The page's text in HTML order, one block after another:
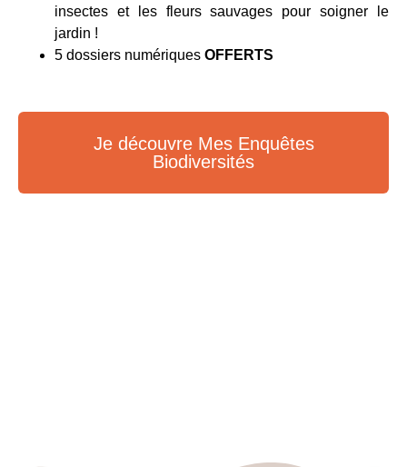
insectes et les fleurs sauvages pour soigner le
jardin !
5 dossiers numériques OFFERTS
Je découvre Mes Enquêtes
Biodiversités